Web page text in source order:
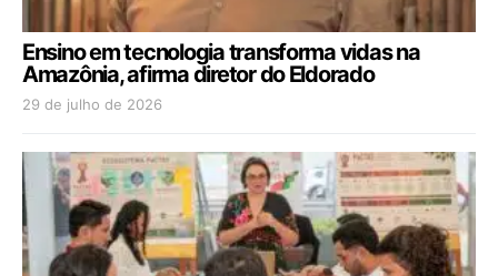
Ensino em tecnologia transforma vidas na
Amazônia, afirma diretor do Eldorado
29 de julho de 2026